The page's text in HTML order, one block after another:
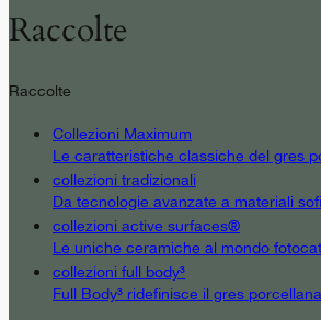
Raccolte
Raccolte
Collezioni Maximum
Le caratteristiche classiche del gres
collezioni tradizionali
Da tecnologie avanzate a materiali
collezioni active surfaces®
Le uniche ceramiche al mondo
collezioni full body³
Full Body³ ridefinisce il gres